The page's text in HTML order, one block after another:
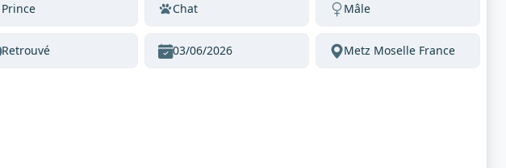
Prince Chat Mâle
Retrouvé 03/06/2026 Metz Moselle France